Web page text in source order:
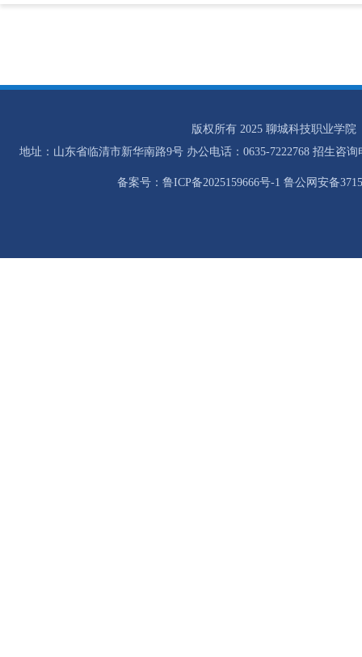
版权所有 2025 聊城科技职业学院
地址：山东省临清市新华南路9号 办公电话：0635-7222768 招生咨询
备案号：鲁ICP备2025159666号-1 鲁公网安备